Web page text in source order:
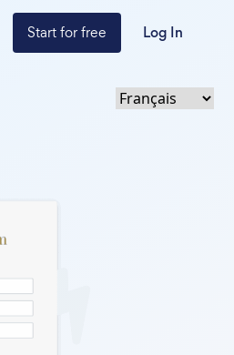
Start for free Log In